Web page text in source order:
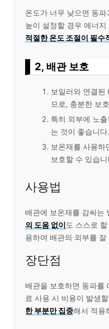
온도가 너무 낮으면 동
높이 설정할 경우 에너
적절한 온도 조절이 필수
2, 배관 보호
보일러와 연결된
므로, 충분한 보
특히 외부에 노
는 것이 좋습니다.
보온재를 사용하
보호할 수 있습니
사용법
배관에 보온재를 감싸는
의 도움 없이도 스스로
용하여 배관의 외부를 잘
장단점
배관을 보호하면 동파를
료 사용 시 비용이 발생
한 부분만 집중해서 적용